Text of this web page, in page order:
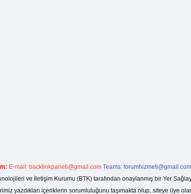
E-mail: backlinkpaneli@gmail.com Teams: forumhizmeti@gmail.com
ve İletişim Kurumu (BTK) tarafından onaylanmış bir Yer
yazdıkları içeriklerin sorumluluğunu taşımakta olup, siteye üye